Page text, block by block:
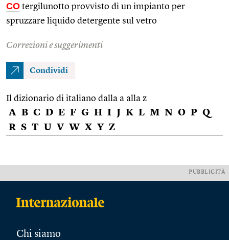
CO tergilunotto provvisto di un impianto per
spruzzare liquido detergente sul vetro
Correzioni e suggerimenti
Condividi
Il dizionario di italiano dalla a alla z
A B C D E F G H I J K L M N O P Q
R S T U V W X Y Z
PUBBLICITÀ
Chi siamo